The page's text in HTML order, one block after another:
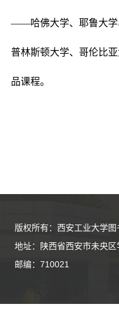
——哈佛大学、耶鲁大学
普林斯顿大学、哥伦比
品课程。
版权所有：西安工业大学
地址：陕西省西安市未央区
邮编：710021